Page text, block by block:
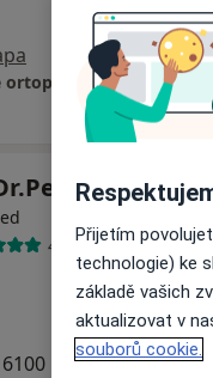
Kos
4 názory
STARÉ NÁMĚSTÍ 13/7 16100 PRAHA 6 – RUZYNĚ, Praha •
Přijetím
technologie) ke
základě vašich
aktualizovat v
souborů cookie.